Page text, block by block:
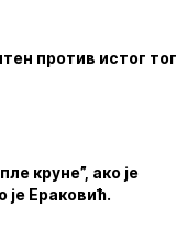
против истог тог
круне”, ако је
је Ераковић.